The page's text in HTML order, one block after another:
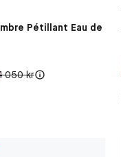
Pétillant Eau de
pris:
050 kr